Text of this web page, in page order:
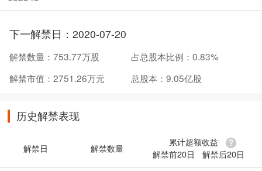
下一解禁日： 2020-07-20
解禁数量： 753.77万股 占总股本比例： 0.83%
解禁市值： 2751.26万元 总股本： 9.05亿股
历史解禁表现
解禁日 解禁数量
累计超额收益
解禁前20日
解禁后20日